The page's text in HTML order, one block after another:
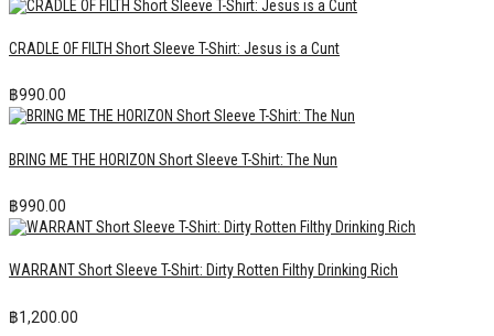
CRADLE OF FILTH Short Sleeve T-Shirt: Jesus is a Cunt
฿990.00
BRING ME THE HORIZON Short Sleeve T-Shirt: The Nun
฿990.00
WARRANT Short Sleeve T-Shirt: Dirty Rotten Filthy Drinking Rich
฿1,200.00